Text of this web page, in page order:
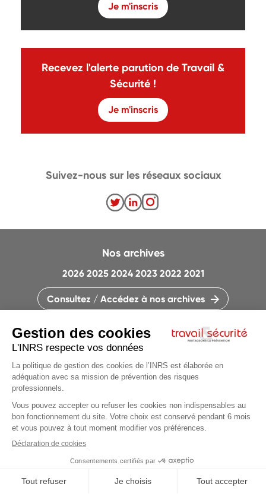
Je m'inscris
Recevez l'alerte parution de Travail &
Sécurité !
Je m'inscris
CONTACTEZ LA RÉDACTION
QUI SOMMES-NOUS ?
PLAN DU SITE
PARAMÈTRES DES COOKIES
CHARTE DES COOKIES ET TRACEURS
Nos archives
2026 2025 2024 2023 2022 2021
Consultez / Accédez à nos archives
Suivez-nous sur les réseaux sociaux